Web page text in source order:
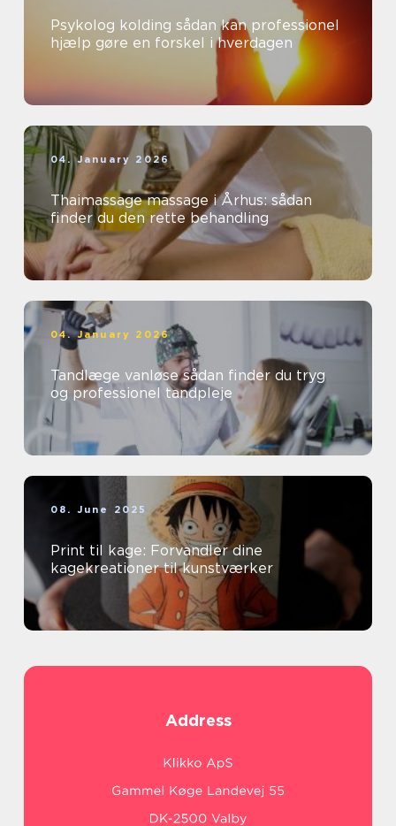
Psykolog kolding sådan kan professionel
hjælp gøre en forskel i hverdagen
04. January 2026
Thaimassage massage i Århus: sådan
finder du den rette behandling
04. January 2026
Tandlæge vanløse sådan finder du tryg
og professionel tandpleje
08. June 2025
Print til kage: Forvandler dine
kagekreationer til kunstværker
Address